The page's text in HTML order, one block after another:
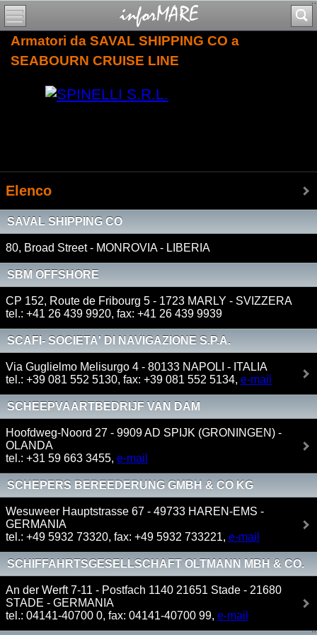
Armatori da SAVAL SHIPPING CO a
SEABOURN CRUISE LINE
Elenco
SAVAL SHIPPING CO
80, Broad Street - MONROVIA - LIBERIA
SBM OFFSHORE
CP 152, Route de Fribourg 5 - 1723 MARLY - SVIZZERA
tel.: +41 26 439 9920, fax: +41 26 439 9939
SCAFI- SOCIETA' DI NAVIGAZIONE S.P.A.
Via Guglielmo Melisurgo 4 - 80133 NAPOLI - ITALIA
tel.: +39 081 552 5130, fax: +39 081 552 5134, e-mail
SCHEEPVAARTBEDRIJF VAN DAM
Hoofdweg-Noord 27 - 9909 AD SPIJK (GRONINGEN) -
OLANDA
tel.: +31 59 663 3455, e-mail
SCHEPERS BEREEDERUNG GMBH & CO KG
Wesuweer Hauptstrasse 67 - 49733 HAREN-EMS -
GERMANIA
tel.: +49 5932 73320, fax: +49 5932 733221, e-mail
SCHIFFAHRTSGESELLSCHAFT OLTMANN MBH & CO.
KG
An der Werft 7-11 - Postfach 1140 21651 Stade - 21680
STADE - GERMANIA
tel.: 04141-40700 0, fax: 04141-40700 99, e-mail